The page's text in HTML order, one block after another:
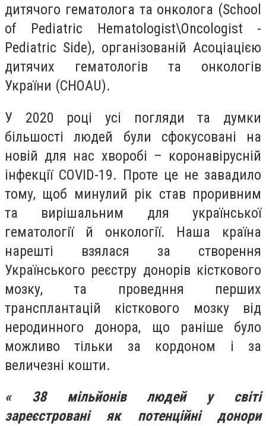
дитячого гематолога та онколога (School
of Pediatric Hematologist\Oncologist -
Pediatric Side), організованій Асоціацією
дитячих гематологів та онкологів
України (CHOAU).
У 2020 році усі погляди та думки
більшості людей були сфокусовані на
новій для нас хворобі – коронавірусній
інфекції COVID-19. Проте це не завадило
тому, щоб минулий рік став проривним
та вирішальним для української
гематології й онкології. Наша країна
нарешті взялася за створення
Українського реєстру донорів кісткового
мозку, та проведння перших
трансплантацій кісткового мозку від
неродинного донора, що раніше було
можливо тільки за кордоном і за
величезні кошти.
« 38 мільйонівлюдей у світі
зареєстровані як потенційні донори